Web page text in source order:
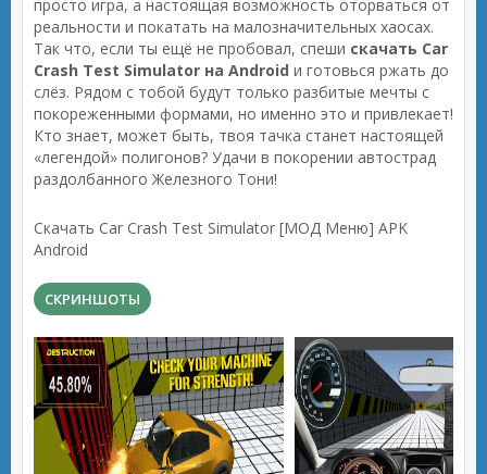
просто игра, а настоящая возможность оторваться от
реальности и покатать на малозначительных хаосах.
Так что, если ты ещё не пробовал, спеши скачать Car
Crash Test Simulator на Android и готовься ржать до
слёз. Рядом с тобой будут только разбитые мечты с
покореженными формами, но именно это и привлекает!
Кто знает, может быть, твоя тачка станет настоящей
«легендой» полигонов? Удачи в покорении автострад
раздолбанного Железного Тони!
Скачать Car Crash Test Simulator [МОД Меню] APK
Android
СКРИНШОТЫ